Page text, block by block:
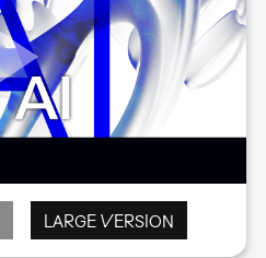
LARGE VERSION